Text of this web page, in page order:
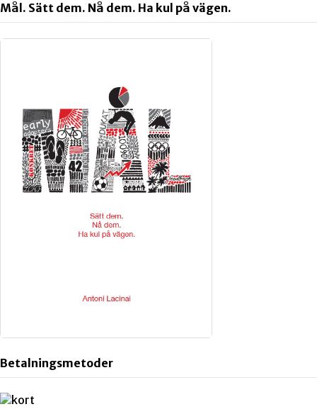
Mål. Sätt dem. Nå dem. Ha kul på vägen.
Betalningsmetoder